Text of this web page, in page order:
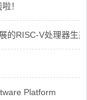
！
RISC-V处理器生态
Platform